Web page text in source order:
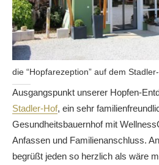
die “Hopfarezeption” auf dem
Ausgangspunkt unserer Hopfen-
Stadler-Hof, ein sehr
Gesundheitsbauernhof mit
Anfassen und Familienanschluss.
begrüßt jeden so herzlich als wäre